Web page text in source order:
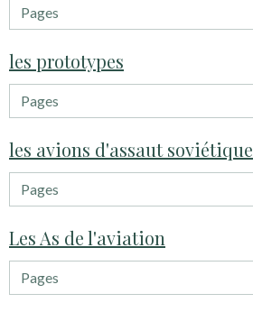
les prototypes
les avions d'assaut soviétique
Les As de l'aviation